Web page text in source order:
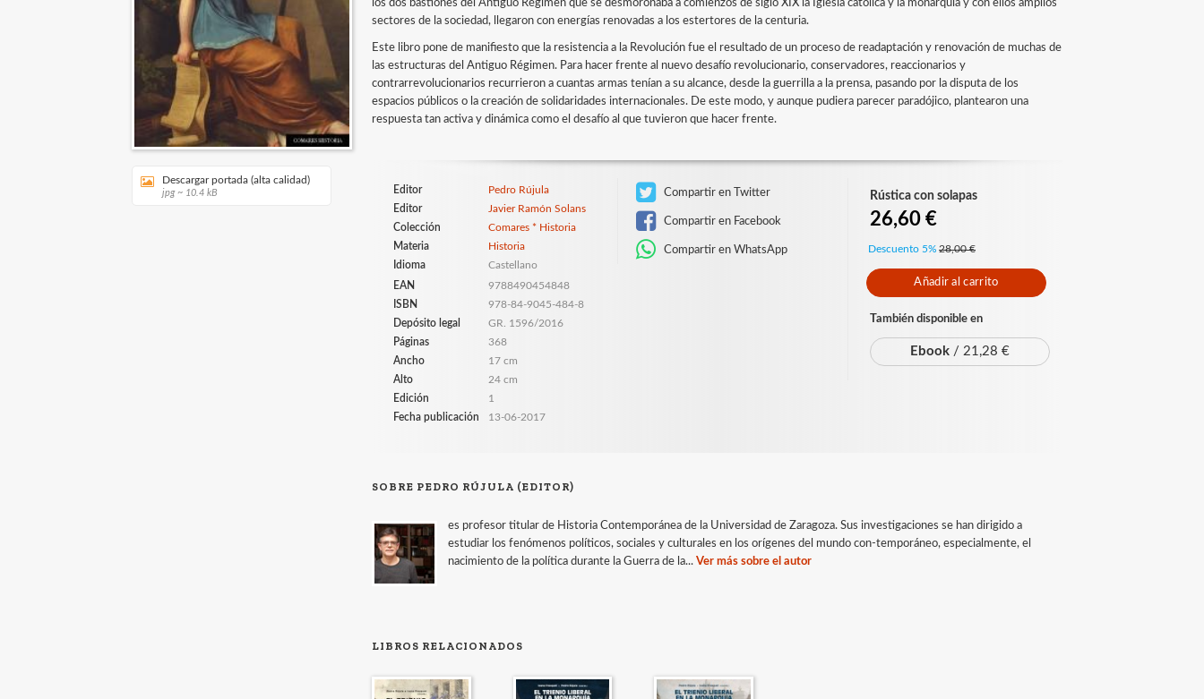
Descargar portada (alta calidad)
jpg ~ 10.4 kB
los dos bastiones del Antiguo Régimen que se desmoronaba a comienzos de siglo XIX la Iglesia católica y la monarquía y con ellos amplios
sectores de la sociedad, llegaron con energías renovadas a los estertores de la centuria.
Este libro pone de manifiesto que la resistencia a la Revolución fue el resultado de un proceso de readaptación y renovación de muchas de
las estructuras del Antiguo Régimen. Para hacer frente al nuevo desafío revolucionario, conservadores, reaccionarios y
contrarrevolucionarios recurrieron a cuantas armas tenían a su alcance, desde la guerrilla a la prensa, pasando por la disputa de los
espacios públicos o la creación de solidaridades internacionales. De este modo, y aunque pudiera parecer paradójico, plantearon una
respuesta tan activa y dinámica como el desafío al que tuvieron que hacer frente.
Editor
Pedro Rújula
Editor
Javier Ramón Solans
Colección
Comares * Historia
Materia
Historia
Idioma
Castellano
EAN
9788490454848
ISBN
978-84-9045-484-8
Depósito legal
GR. 1596/2016
Páginas
368
Ancho
17 cm
Alto
24 cm
Edición
1
Fecha publicación
13-06-2017
Compartir en Twitter
Compartir en Facebook
Compartir en WhatsApp
Rústica con solapas
26,60 €
Descuento 5% 28,00 €
Añadir al carrito
También disponible en
Ebook/ 21,28 €
SOBRE PEDRO RÚJULA (EDITOR)
es profesor titular de Historia Contemporánea de la Universidad de Zaragoza. Sus investigaciones se han dirigido a
estudiar los fenómenos políticos, sociales y culturales en los orígenes del mundo con-temporáneo, especialmente, el
nacimiento de la política durante la Guerra de la...Ver más sobre el autor
LIBROS RELACIONADOS